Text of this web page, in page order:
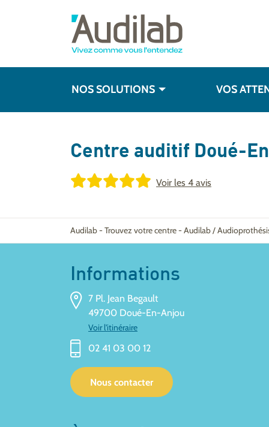
NOS SOLUTIONS VOS
Centre auditif Doué-
Voir les 4 avis
Audilab-Trouvez votre centre-Audilab /
Informations
7 Pl. Jean Begault
49700 Doué-En-Anjou
Voir l'itinéraire
02 41 03 00 12
Nous contacter